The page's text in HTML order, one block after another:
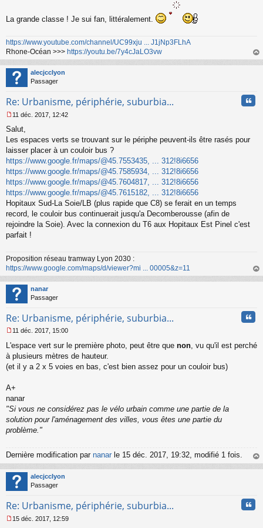
g
e
n
o
n
l
La grande classe ! Je sui fan, littéralement.
https://www.youtube.com/channel/UC99xju ... J1jNp3FLhA
Rhone-Océan >>> https://youtu.be/7y4cJaLO3vw
au
alecjcclyon
Passager
Re: Urbanisme, périphérie, suburbia...
e
s
s
g
e
n
o
n
u
11 déc. 2017, 12:42
Salut,
Les espaces verts se trouvant sur le périphe peuvent-ils être rasés pour
laisser placer à un couloir bus ?
https://www.google.fr/maps/@45.7553435, ... 312!8i6656
https://www.google.fr/maps/@45.7585934, ... 312!8i6656
https://www.google.fr/maps/@45.7604817, ... 312!8i6656
https://www.google.fr/maps/@45.7615182, ... 312!8i6656
Hopitaux Sud-La Soie/LB (plus rapide que C8) se ferait en un temps
record, le couloir bus continuerait jusqu'a Decomberousse (afin de
rejoindre la Soie). Avec la connexion du T6 aux Hopitaux Est Pinel c'est
parfait !
Proposition réseau tramway Lyon 2030 :
https://www.google.com/maps/d/viewer?mi ... 00005&z=11
au
nanar
Passager
Re: Urbanisme, périphérie, suburbia...
e
s
s
e
n
o
n
u
11 déc. 2017, 15:00
L'espace vert sur le première photo, peut être que non , vu qu'il est perché
à plusieurs mètres de hauteur.
(et il y a 2 x 5 voies en bas, c'est bien assez pour un couloir bus)
A+
nanar
"Si vous ne considérez pas le vélo urbain comme une partie de la
solution pour l'aménagement des villes, vous êtes une partie du
problème."
Dernière modification par nanar le 15 déc. 2017, 19:32, modifié 1 fois.
au
alecjcclyon
Passager
Re: Urbanisme, périphérie, suburbia...
15 déc. 2017, 12:59